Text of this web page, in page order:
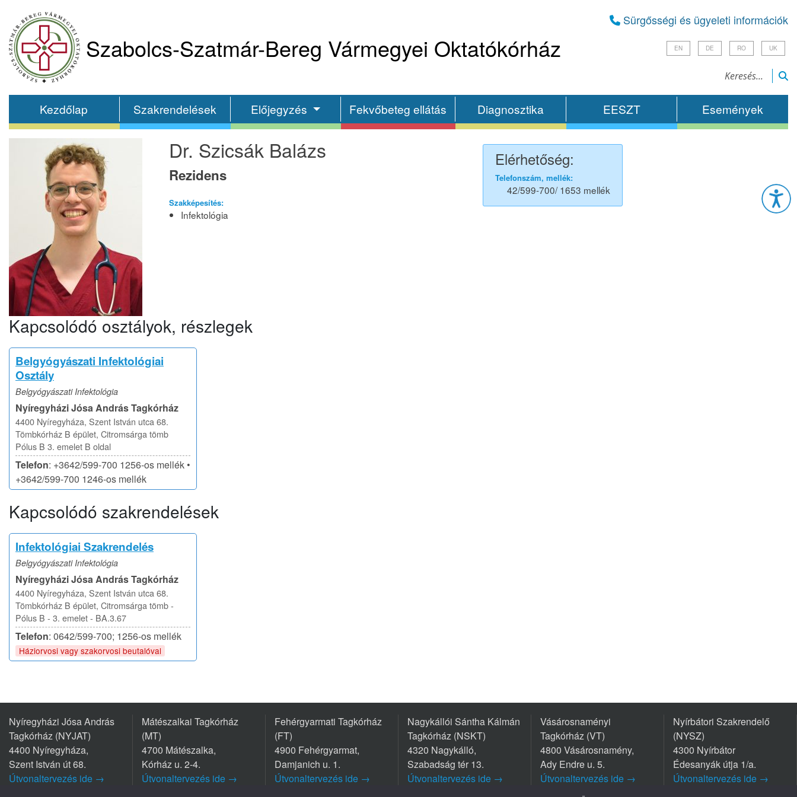
Szabolcs-Szatmár-Bereg Vármegyei Oktatókórház
Sürgősségi és ügyeleti információk
EN DE RO UK
Kezdőlap Szakrendelések Előjegyzés Fekvőbeteg ellátás Diagnosztika EESZT Események
Dr. Szicsák Balázs
Rezidens
Szakképesítés:
Infektológia
Elérhetőség:
Telefonszám, mellék:
42/599-700/ 1653 mellék
Kapcsolódó osztályok, részlegek
Belgyógyászati Infektológiai
Osztály
Belgyógyászati Infektológia
Nyíregyházi Jósa András Tagkórház
4400 Nyíregyháza, Szent István utca 68.
Tömbkórház B épület, Citromsárga tömb
Pólus B 3. emelet B oldal
Telefon: +3642/599-700 1256-os mellék •
+3642/599-700 1246-os mellék
Kapcsolódó szakrendelések
Infektológiai Szakrendelés
Belgyógyászati Infektológia
Nyíregyházi Jósa András Tagkórház
4400 Nyíregyháza, Szent István utca 68.
Tömbkórház B épület, Citromsárga tömb -
Pólus B - 3. emelet - BA.3.67
Telefon: 0642/599-700; 1256-os mellék
Háziorvosi vagy szakorvosi beutalóval
Nyíregyházi Jósa András
Tagkórház (NYJAT)
4400 Nyíregyháza,
Szent István út 68.
Útvonaltervezés ide →
Mátészalkai Tagkórház
(MT)
4700 Mátészalka,
Kórház u. 2-4.
Útvonaltervezés ide →
Fehérgyarmati Tagkórház
(FT)
4900 Fehérgyarmat,
Damjanich u. 1.
Útvonaltervezés ide →
Nagykállói Sántha Kálmán
Tagkórház (NSKT)
4320 Nagykálló,
Szabadság tér 13.
Útvonaltervezés ide →
Vásárosnaményi
Tagkórház (VT)
4800 Vásárosnamény,
Ady Endre u. 5.
Útvonaltervezés ide →
Tel.: +36 45/570-770
Nyírbátori Szakrendelő
(NYSZ)
4300 Nyírbátor
Édesanyák útja 1/a.
Útvonaltervezés ide →